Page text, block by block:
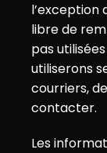
l’exception
libre de
pas
utiliserons
courriers,
contacter.
Les